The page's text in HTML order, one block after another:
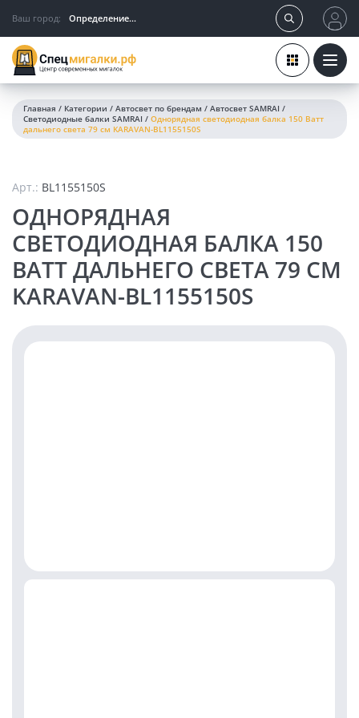
Ваш город: Определение...
Главная / Категории / Автосвет по брендам / Автосвет SAMRAI /
Светодиодные балки SAMRAI / Однорядная светодиодная балка 150 Ватт
дальнего света 79 см KARAVAN-BL1155150S
Арт.: BL1155150S
ОДНОРЯДНАЯ
СВЕТОДИОДНАЯ БАЛКА 150
ВАТТ ДАЛЬНЕГО СВЕТА 79 СМ
KARAVAN-BL1155150S